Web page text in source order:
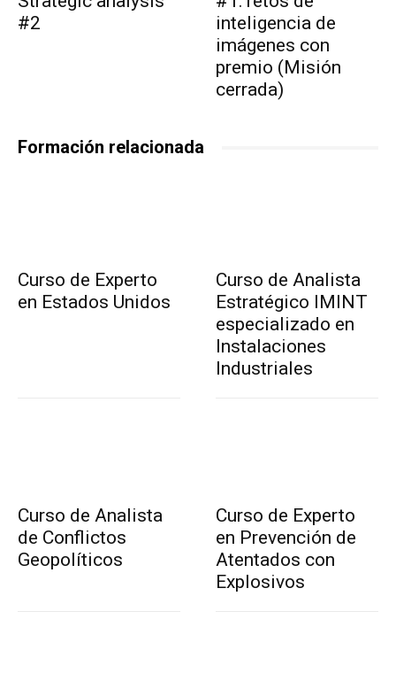
#2
inteligencia de
imágenes con
premio (Misión
cerrada)
Formación relacionada
Curso de Experto
en Estados Unidos
Curso de Analista
Estratégico IMINT
especializado en
Instalaciones
Industriales
Curso de Analista
de Conflictos
Geopolíticos
Curso de Experto
en Prevención de
Atentados con
Explosivos